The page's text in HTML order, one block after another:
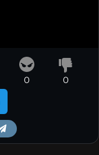
0
0